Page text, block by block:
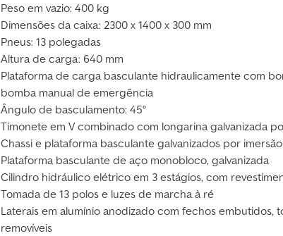
Peso em vazio: 400 kg
Dimensões da caixa: 2300 x 1400 x 300 mm
Pneus: 13 polegadas
Altura de carga: 640 mm
Plataforma de carga basculante hidraulicamente com
bomba manual de emergência
Ângulo de basculamento: 45°
Timonete em V combinado com longarina galvanizada
Chassi e plataforma basculante galvanizados por
Plataforma basculante de aço monobloco, galvanizada
Cilindro hidráulico elétrico em 3 estágios, com
Tomada de 13 polos e luzes de marcha à ré
Laterais em alumínio anodizado com fechos embutidos,
removíveis